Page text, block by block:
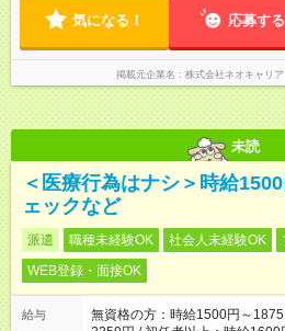
気になる！ 応募する
掲載元企業名 株式会社ネオキャリ
未読
＜医療行為はナシ＞時給
ェックなど
派遣 職種未経験OK 社会人未経験OK
WEB登録・面接OK
給与
無資格の方：時給1500円～